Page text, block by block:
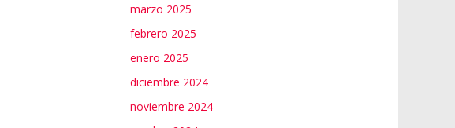
marzo 2025
febrero 2025
enero 2025
diciembre 2024
noviembre 2024